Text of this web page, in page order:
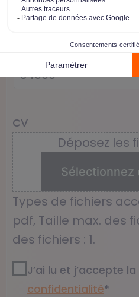
Ville et code postal
CV
Déposez les
Sélectionnez
Types de fichiers
pdf, Taille max. des
des fichiers : 1.
RGPD2 *
J’ai lu et j’accepte la
confidentialité​*